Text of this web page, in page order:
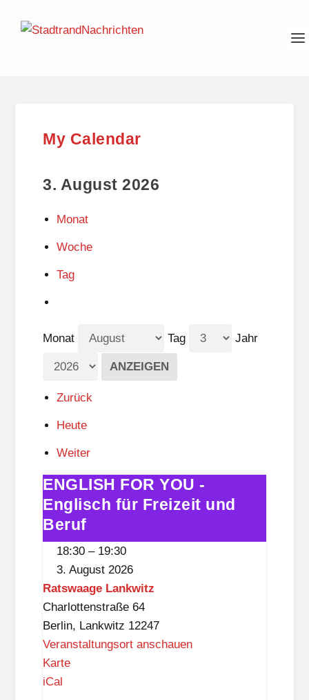
My Calendar
3. August 2026
Monat
Woche
Tag
Monat Tag Jahr
Zurück
Heute
Weiter
ENGLISH
FOR
YOU
-
Englisch
Freizeit
und
Beruf
ENGLISH FOR YOU -
Englisch für Freizeit und
Beruf
18:30 – 19:30
3. August 2026
Ratswaage Lankwitz
Charlottenstraße 64
Berlin, Lankwitz 12247
Veranstaltungsort anschauen
KarteR
iCal